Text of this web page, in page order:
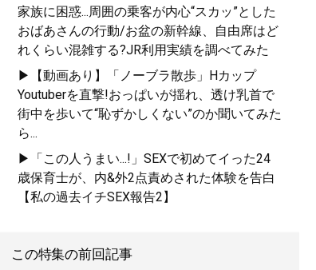
家族に困惑...周囲の乗客が内心“スカッ”とした
おばあさんの行動/お盆の新幹線、自由席はど
れくらい混雑する?JR利用実績を調べてみた
▶【動画あり】「ノーブラ散歩」Hカップ
Youtuberを直撃!おっぱいが揺れ、透け乳首で
街中を歩いて“恥ずかしくない”のか聞いてみた
ら...
▶「この人うまい...!」SEXで初めてイった24
歳保育士が、内&外2点責めされた体験を告白
【私の過去イチSEX報告2】
この特集の前回記事